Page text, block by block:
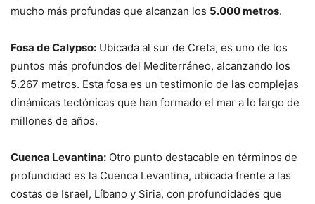
mucho más profundas que alcanzan los 5.000 metros.
Fosa de Calypso: Ubicada al sur de Creta, es uno de los
puntos más profundos del Mediterráneo, alcanzando los
5.267 metros. Esta fosa es un testimonio de las complejas
dinámicas tectónicas que han formado el mar a lo largo de
millones de años.
Cuenca Levantina: Otro punto destacable en términos de
profundidad es la Cuenca Levantina, ubicada frente a las
costas de Israel, Líbano y Siria, con profundidades que